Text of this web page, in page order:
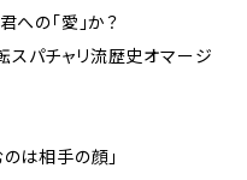
への｢愛｣か？
パチャリ流歴史オマージ
のは相手の顔｣